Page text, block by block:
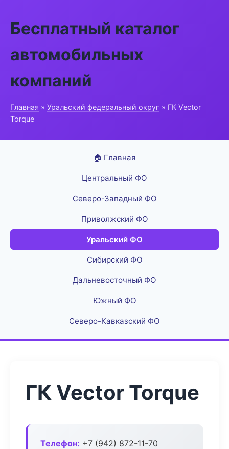
Бесплатный каталог
автомобильных
компаний
Главная » Уральский федеральный округ » ГК Vector
Torque
🏠 Главная
Центральный ФО
Северо-Западный ФО
Приволжский ФО
Уральский ФО
Сибирский ФО
Дальневосточный ФО
Южный ФО
Северо-Кавказский ФО
ГК Vector Torque
Телефон: +7 (942) 872-11-70